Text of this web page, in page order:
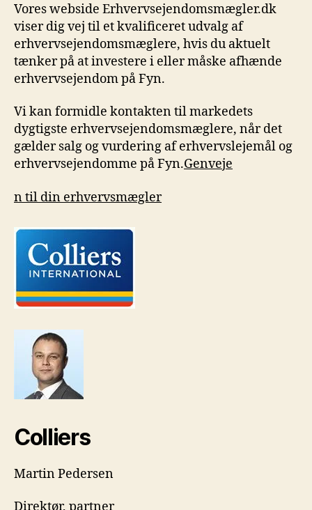
Vores webside Erhvervsejendomsmægler.dk
viser dig vej til et kvalificeret udvalg af
erhvervsejendomsmæglere, hvis du aktuelt
tænker på at investere i eller måske afhænde
erhvervsejendom på Fyn.
Vi kan formidle kontakten til markedets
dygtigste erhvervsejendomsmæglere, når det
gælder salg og vurdering af erhvervslejemål og
erhvervsejendomme på Fyn.Genveje
n til din erhvervsmægler
Colliers
Martin Pedersen